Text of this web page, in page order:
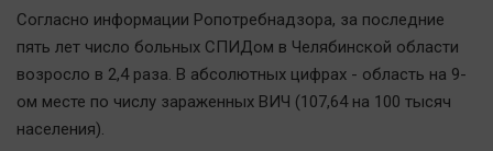
Наша победа
Общество
Политика
Экономика
Происшествия
Согласно информации Ропотребнадзора, за последние
пять лет число больных СПИДом в Челябинской области
возросло в 2,4 раза. В абсолютных цифрах - область на 9-
ом месте по числу зараженных ВИЧ (107,64 на 100 тысяч
населения).